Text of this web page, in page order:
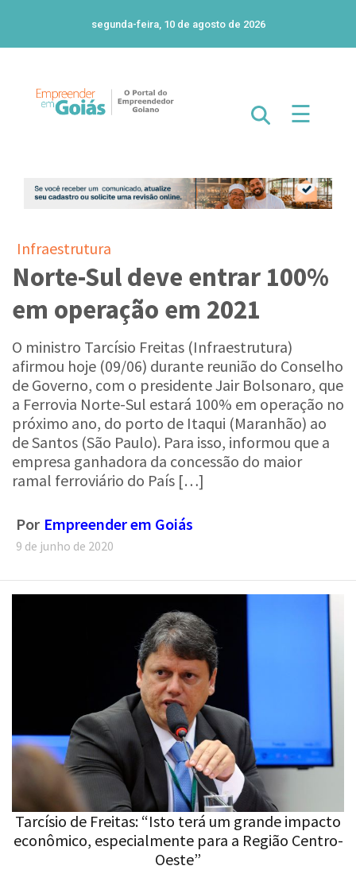
segunda-feira, 10 de agosto de 2026
☰
Infraestrutura
Norte-Sul deve entrar 100%
em operação em 2021
O ministro Tarcísio Freitas (Infraestrutura)
afirmou hoje (09/06) durante reunião do Conselho
de Governo, com o presidente Jair Bolsonaro, que
a Ferrovia Norte-Sul estará 100% em operação no
próximo ano, do porto de Itaqui (Maranhão) ao
de Santos (São Paulo). Para isso, informou que a
empresa ganhadora da concessão do maior
ramal ferroviário do País […]
Por Empreender em Goiás
9 de junho de 2020
Tarcísio de Freitas: “Isto terá um grande impacto
econômico, especialmente para a Região Centro-
Oeste”